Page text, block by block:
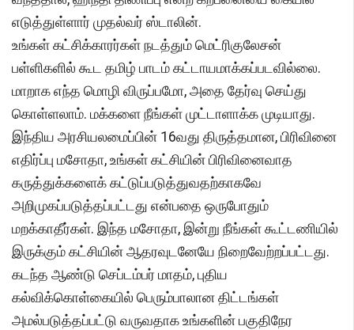
எடுத்துள்ளார் முதல்வர் ஸ்டாலின்.
உங்கள் கட்சிக்காரர்கள் நடத்தும் மெட்ரிகுலேசன்
பள்ளிகளில் கூட தமிழ் பாடம் கட்டாயமாக்கப்படவில்லை.
மாறாக எந்த மொழி விருப்பமோ, அதை தேர்வு செய்து
கொள்ளலாம். மக்களை நீங்கள் முட்டாளாக்க முடியாது.
இந்திய அரசியலமைப்பின் 16வது திருத்தமான, பிரிவினை
எதிர்ப்பு மசோதா, உங்கள் கட்சியின் பிரிவினைவாத
கருத்துக்களைக் கட்டுப்படுத்துவதற்காகவே
அறிமுகப்படுத்தப்பட்டது என்பதை ஒருபோதும்
மறக்காதீர்கள். இந்த மசோதா, இன்று நீங்கள் கூட்டணியில்
இருக்கும் கட்சியின் ஆதரவுடனேயே நிறைவேற்றப்பட்டது.
கடந்த ஆண்டு செப்டம்பர் மாதம், புதிய
கல்விக்கொள்கையில் பெரும்பாலான திட்டங்கள்
அமல்படுத்தப்பட்டு வருவதாக உங்களின் பகுதிநேர